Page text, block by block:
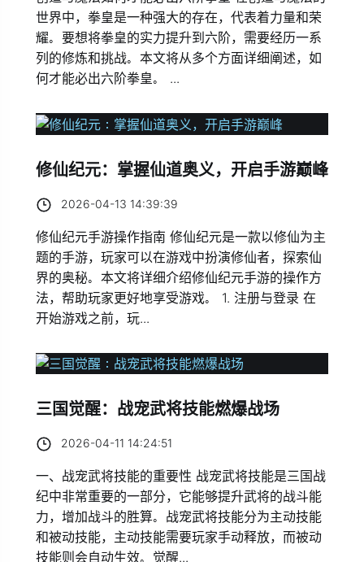
世界中，拳皇是一种强大的存在，代表着力量和荣
耀。要想将拳皇的实力提升到六阶，需要经历一系
列的修炼和挑战。本文将从多个方面详细阐述，如
何才能必出六阶拳皇。 ...
修仙纪元：掌握仙道奥义，开启手游巅峰
2026-04-13 14:39:39
修仙纪元手游操作指南 修仙纪元是一款以修仙为主
题的手游，玩家可以在游戏中扮演修仙者，探索仙
界的奥秘。本文将详细介绍修仙纪元手游的操作方
法，帮助玩家更好地享受游戏。 1. 注册与登录 在
开始游戏之前，玩...
三国觉醒：战宠武将技能燃爆战场
2026-04-11 14:24:51
一、战宠武将技能的重要性 战宠武将技能是三国战
纪中非常重要的一部分，它能够提升武将的战斗能
力，增加战斗的胜算。战宠武将技能分为主动技能
和被动技能，主动技能需要玩家手动释放，而被动
技能则会自动生效。觉醒...